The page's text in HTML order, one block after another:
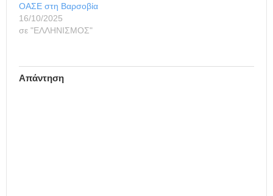
ΟΑΣΕ στη Βαρσοβία
16/10/2025
σε "ΕΛΛΗΝΙΣΜΟΣ"
Απάντηση